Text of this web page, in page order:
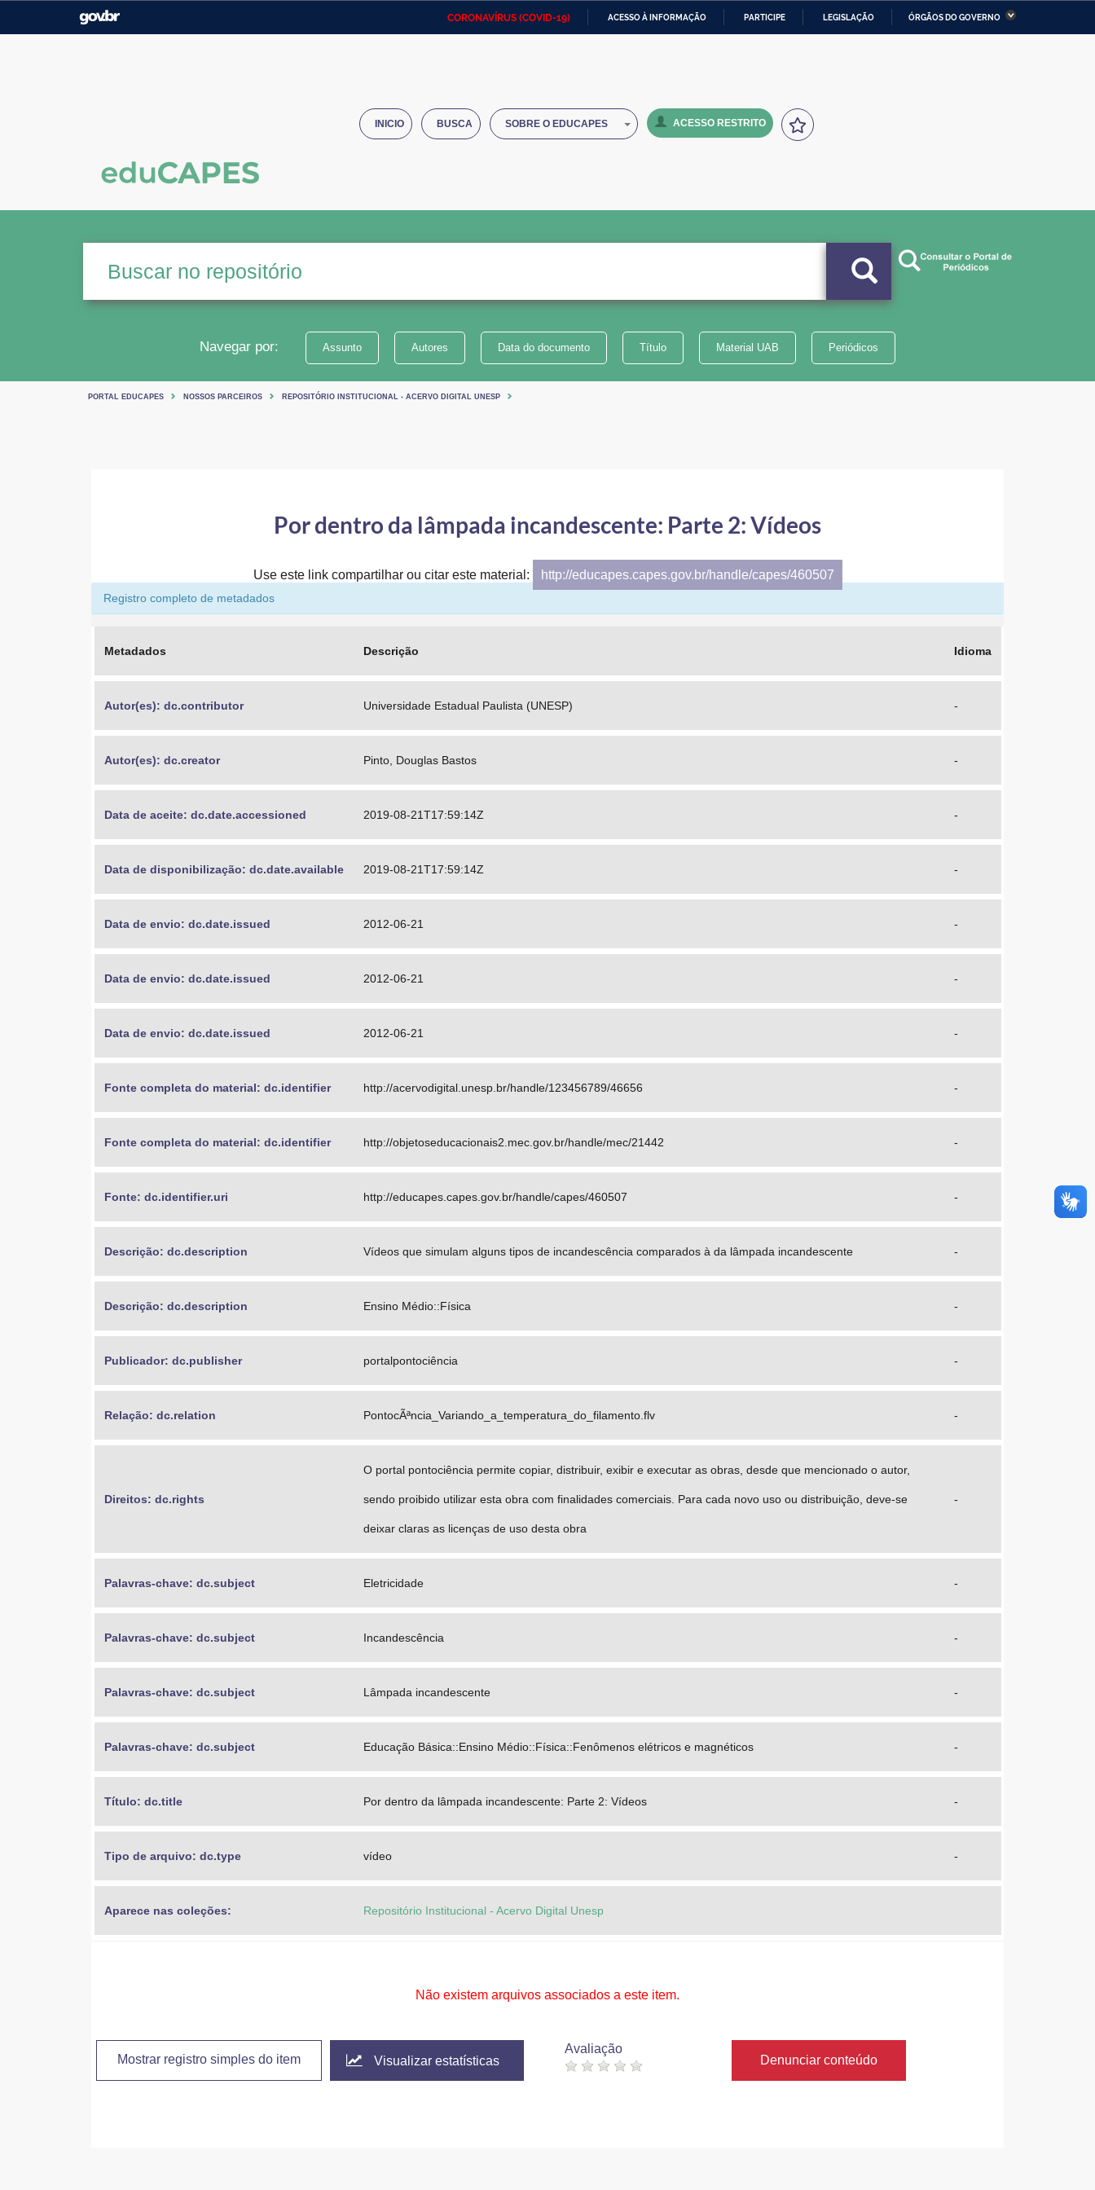
CORONAVÍRUS (COVID-19) ACESSO À INFORMAÇÃO PARTICIPE LEGISLAÇÃO ÓRGÃOS DO GOVERNO
Ministério das Relações
Ministério da Economia Ministério da Infraestrutura
Institucional
INICIO BUSCA SOBRE O EDUCAPES ACESSO RESTRITO
Navegar por: Assunto Autores Data do documento Título Material UAB Periódicos
PORTAL EDUCAPES NOSSOS PARCEIROS REPOSITÓRIO INSTITUCIONAL - ACERVO DIGITAL UNESP
Por dentro da lâmpada incandescente: Parte 2: Vídeos
Use este link compartilhar ou citar este material: http://educapes.capes.gov.br/handle/capes/460507
Registro completo de metadados
Metadados Descrição Idioma
Autor(es): dc.contributor Universidade Estadual Paulista (UNESP) -
Autor(es): dc.creator Pinto, Douglas Bastos -
Data de aceite: dc.date.accessioned 2019-08-21T17:59:14Z -
Data de disponibilização: dc.date.available 2019-08-21T17:59:14Z -
Data de envio: dc.date.issued 2012-06-21 -
Data de envio: dc.date.issued 2012-06-21 -
Data de envio: dc.date.issued 2012-06-21 -
Fonte completa do material: dc.identifier http://acervodigital.unesp.br/handle/123456789/46656 -
Fonte completa do material: dc.identifier http://objetoseducacionais2.mec.gov.br/handle/mec/21442 -
Fonte: dc.identifier.uri http://educapes.capes.gov.br/handle/capes/460507 -
Descrição: dc.description Vídeos que simulam alguns tipos de incandescência comparados à da lâmpada incandescente -
Descrição: dc.description Ensino Médio::Física -
Publicador: dc.publisher portalpontociência -
Relação: dc.relation PontocÃªncia_Variando_a_temperatura_do_filamento.flv -
Direitos: dc.rights
O portal pontociência permite copiar, distribuir, exibir e executar as obras, desde que mencionado o autor,
sendo proibido utilizar esta obra com finalidades comerciais. Para cada novo uso ou distribuição, deve-se
deixar claras as licenças de uso desta obra
-
Palavras-chave: dc.subject Eletricidade -
Palavras-chave: dc.subject Incandescência -
Palavras-chave: dc.subject Lâmpada incandescente -
Palavras-chave: dc.subject Educação Básica::Ensino Médio::Física::Fenômenos elétricos e magnéticos -
Título: dc.title Por dentro da lâmpada incandescente: Parte 2: Vídeos -
Tipo de arquivo: dc.type vídeo -
Aparece nas coleções: Repositório Institucional - Acervo Digital Unesp
Não existem arquivos associados a este item.
Mostrar registro simples do item Visualizar estatísticas
Avaliação
Denunciar conteúdo